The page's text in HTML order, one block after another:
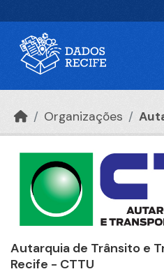
Organizações
Autarquia de Trânsito e
Recife - CTTU